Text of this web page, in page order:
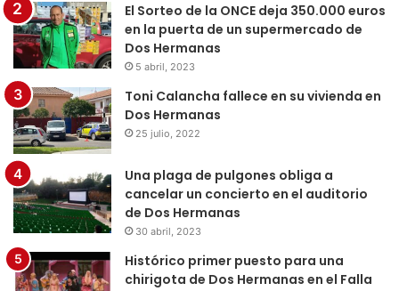
El Sorteo de la ONCE deja 350.000 euros
en la puerta de un supermercado de
Dos Hermanas
5 abril, 2023
Toni Calancha fallece en su vivienda en
Dos Hermanas
25 julio, 2022
Una plaga de pulgones obliga a
cancelar un concierto en el auditorio
de Dos Hermanas
30 abril, 2023
Histórico primer puesto para una
chirigota de Dos Hermanas en el Falla